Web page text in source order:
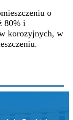
o
80% i
korozyjnych, w